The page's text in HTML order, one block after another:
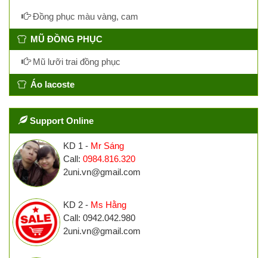
Đồng phục màu vàng, cam
MŨ ĐỒNG PHỤC
Mũ lưỡi trai đồng phục
Áo lacoste
Support Online
KD 1 - Mr Sáng
Call: 0984.816.320
2uni.vn@gmail.com
KD 2 - Ms Hằng
Call: 0942.042.980
2uni.vn@gmail.com